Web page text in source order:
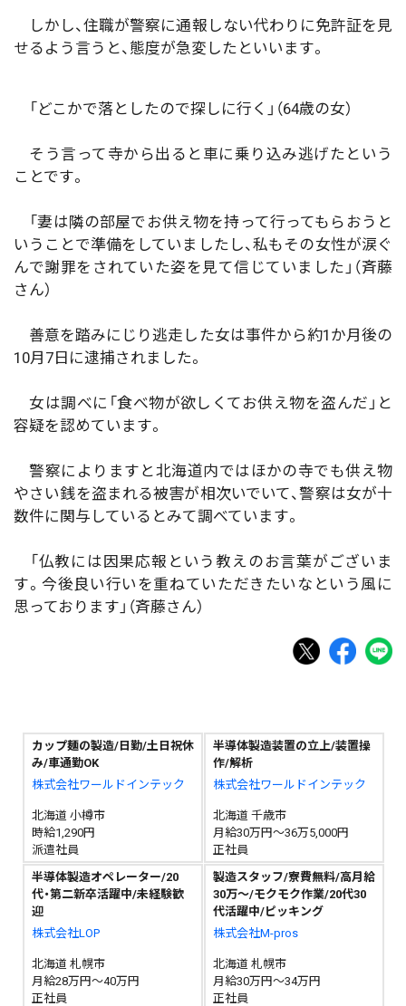
しかし、住職が警察に通報しない代わりに免許証を見
せるよう言うと、態度が急変したといいます。
「どこかで落としたので探しに行く」（64歳の女）
そう言って寺から出ると車に乗り込み逃げたという
ことです。
「妻は隣の部屋でお供え物を持って行ってもらおうと
いうことで準備をしていましたし、私もその女性が涙ぐ
んで謝罪をされていた姿を見て信じていました」（斉藤
さん）
善意を踏みにじり逃走した女は事件から約1か月後の
10月7日に逮捕されました。
女は調べに「食べ物が欲しくてお供え物を盗んだ」と
容疑を認めています。
警察によりますと北海道内ではほかの寺でも供え物
やさい銭を盗まれる被害が相次いでいて、警察は女が十
数件に関与しているとみて調べています。
「仏教には因果応報という教えのお言葉がございま
す。今後良い行いを重ねていただきたいなという風に
思っております」（斉藤さん）
カップ麺の製造/日勤/土日祝休
み/車通勤OK
株式会社ワールドインテック
北海道 小樽市
時給1,290円
派遣社員
半導体製造装置の立上/装置操
作/解析
株式会社ワールドインテック
北海道 千歳市
月給30万円～36万5,000円
正社員
半導体製造オペレーター/20
代・第二新卒活躍中/未経験歓
迎
株式会社LOP
北海道 札幌市
月給28万円～40万円
正社員
製造スタッフ/寮費無料/高月給
30万〜/モクモク作業/20代30
代活躍中/ピッキング
株式会社M-pros
北海道 札幌市
月給30万円～34万円
正社員